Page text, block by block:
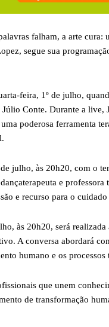
falham, a arte cura:
segue sua
feira, 1º de julho,
Conte. Durante a
poderosa ferramenta
julho, às 20h20, com o
e
e recurso para o
às 20h20, será
A conversa abordará
humano e os processos
que unem
de transformação